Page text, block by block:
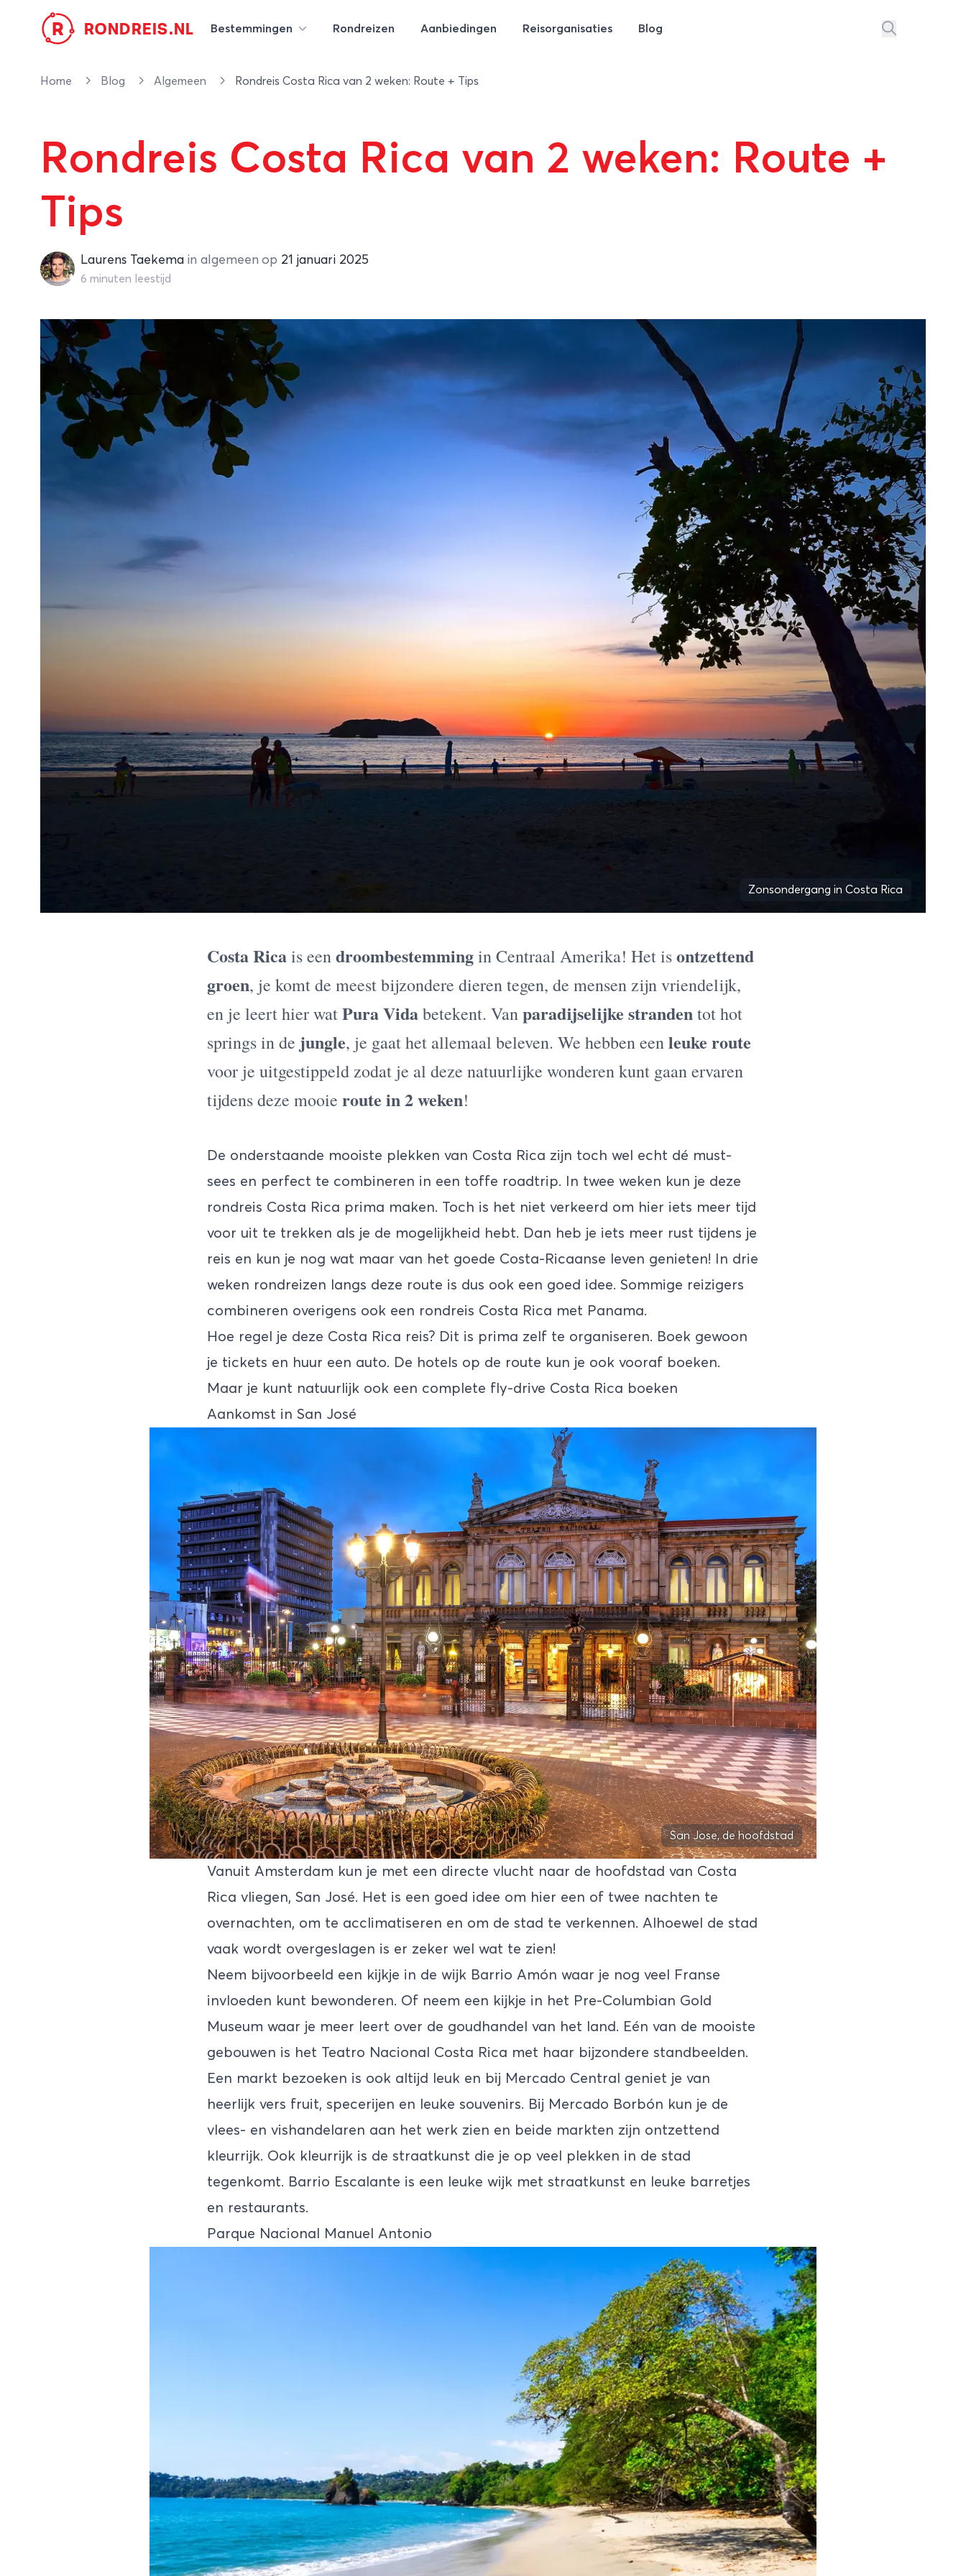
R RONDREIS.NL Bestemmingen Rondreizen Aanbiedingen Reisorganisaties Blog
Home Blog Algemeen Rondreis Costa Rica van 2 weken: Route + Tips
Rondreis Costa Rica van 2 weken: Route +
Tips
Laurens Taekema
Laurens Taekema in algemeen op 21 januari 2025
6 minuten leestijd
Zonsondergang in Costa Rica
Costa Ricais eendroombestemmingin Centraal Amerika! Het isontzettend
groen, je komt de meest bijzondere dieren tegen, de mensen zijn vriendelijk,
en je leert hier watPura Vidabetekent. Vanparadijselijke strandentot hot
springs in de jungle, je gaat het allemaal beleven. We hebben eenleuke route
voor je uitgestippeld zodat je al deze natuurlijke wonderen kunt gaan ervaren
tijdens deze mooie route in 2 weken!
De onderstaande mooiste plekken van Costa Rica zijn toch wel echt dé must-
sees en perfect te combineren in een toffe roadtrip. In twee weken kun je deze
rondreis Costa Rica prima maken. Toch is het niet verkeerd om hier iets meer tijd
voor uit te trekken als je de mogelijkheid hebt. Dan heb je iets meer rust tijdens je
reis en kun je nog wat maar van het goede Costa-Ricaanse leven genieten! In drie
weken rondreizen langs deze route is dus ook een goed idee. Sommige reizigers
combineren overigens ook een rondreis Costa Rica met Panama.
Hoe regel je deze Costa Rica reis? Dit is prima zelf te organiseren. Boek gewoon
je tickets en huur een auto. De hotels op de route kun je ook vooraf boeken.
Maar je kunt natuurlijk ook een complete fly-drive Costa Rica boeken
Aankomst in San José
San Jose, de hoofdstad
Vanuit Amsterdam kun je met een directe vlucht naar de hoofdstad van Costa
Rica vliegen, San José. Het is een goed idee om hier een of twee nachten te
overnachten, om te acclimatiseren en om de stad te verkennen. Alhoewel de stad
vaak wordt overgeslagen is er zeker wel wat te zien!
Neem bijvoorbeeld een kijkje in de wijk Barrio Amón waar je nog veel Franse
invloeden kunt bewonderen. Of neem een kijkje in het Pre-Columbian Gold
Museum waar je meer leert over de goudhandel van het land. Eén van de mooiste
gebouwen is het Teatro Nacional Costa Rica met haar bijzondere standbeelden.
Een markt bezoeken is ook altijd leuk en bij Mercado Central geniet je van
heerlijk vers fruit, specerijen en leuke souvenirs. Bij Mercado Borbón kun je de
vlees- en vishandelaren aan het werk zien en beide markten zijn ontzettend
kleurrijk. Ook kleurrijk is de straatkunst die je op veel plekken in de stad
tegenkomt. Barrio Escalante is een leuke wijk met straatkunst en leuke barretjes
en restaurants.
Parque Nacional Manuel Antonio